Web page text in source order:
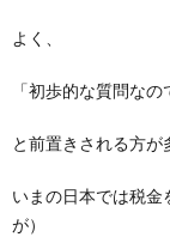
よく、
「初歩的な質問なの
と前置きされる方が
いまの日本では税金
が）